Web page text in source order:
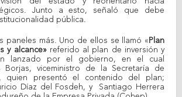
Junto a esto, señaló que debe
pública.
paneles más. Uno de ellos se llamó « Plan
y alcance»referido al plan de inversión y
lanzado por el gobierno, en el cual
Borjas, viceministro de la Secretaría de
quien presentó el contenido del plan;
Díaz del Fosdeh, y Santiago Herrera